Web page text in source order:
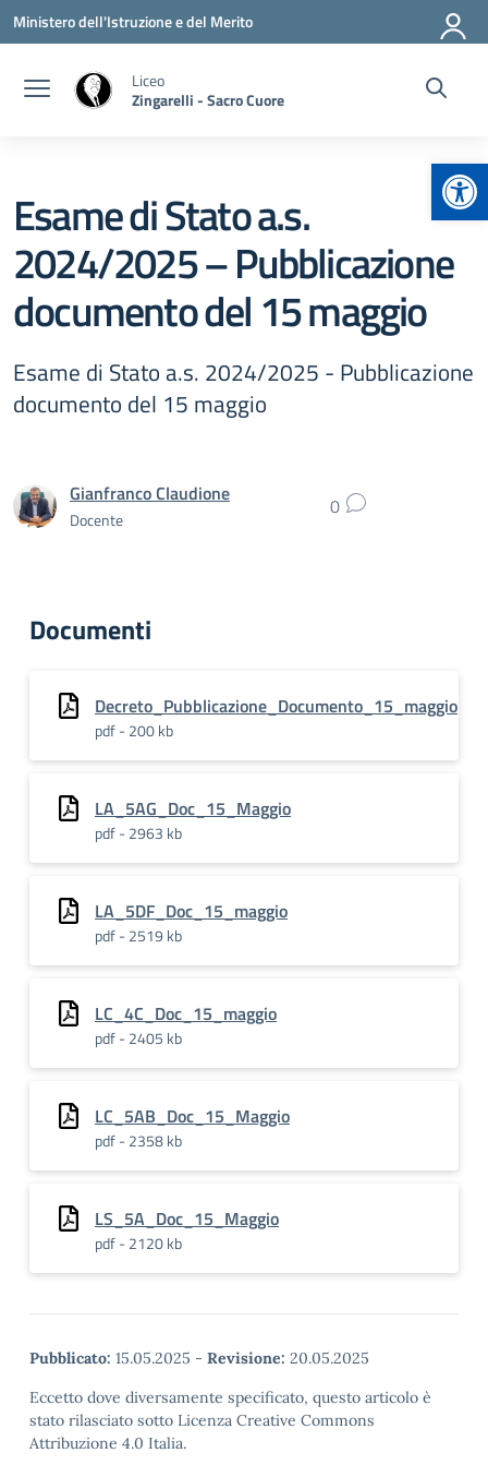
Vai ai contenuti
Vai al menu di navigazione
Vai al footer
Ministero dell'Istruzione e del Merito
Liceo
Zingarelli - Sacro Cuore
Esame di Stato a.s.
2024/2025 – Pubblicazione
documento del 15 maggio
Esame di Stato a.s. 2024/2025 - Pubblicazione
documento del 15 maggio
Gianfranco Claudione
Docente 0
Documenti
Decreto_Pubblicazione_Documento_15_maggio
pdf - 200 kb
LA_5AG_Doc_15_Maggio
pdf - 2963 kb
LA_5DF_Doc_15_maggio
pdf - 2519 kb
LC_4C_Doc_15_maggio
pdf - 2405 kb
LC_5AB_Doc_15_Maggio
pdf - 2358 kb
LS_5A_Doc_15_Maggio
pdf - 2120 kb
Pubblicato: 15.05.2025 - Revisione: 20.05.2025
Eccetto dove diversamente specificato, questo articolo è
stato rilasciato sotto Licenza Creative Commons
Attribuzione 4.0 Italia.